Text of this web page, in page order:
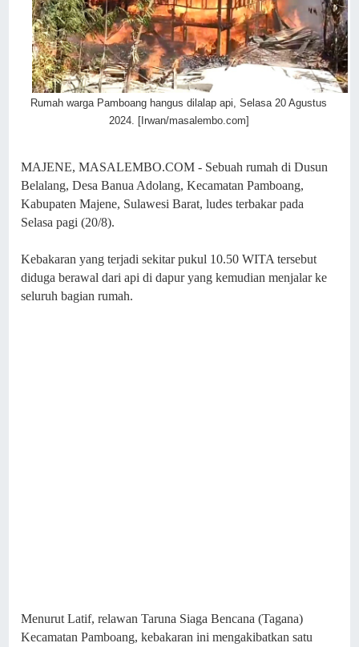
Rumah warga Pamboang hangus dilalap api, Selasa 20 Agustus
2024. [Irwan/masalembo.com]
MAJENE, MASALEMBO.COM - Sebuah rumah di Dusun
Belalang, Desa Banua Adolang, Kecamatan Pamboang,
Kabupaten Majene, Sulawesi Barat, ludes terbakar pada
Selasa pagi (20/8).
Kebakaran yang terjadi sekitar pukul 10.50 WITA tersebut
diduga berawal dari api di dapur yang kemudian menjalar ke
seluruh bagian rumah.
Menurut Latif, relawan Taruna Siaga Bencana (Tagana)
Kecamatan Pamboang, kebakaran ini mengakibatkan satu